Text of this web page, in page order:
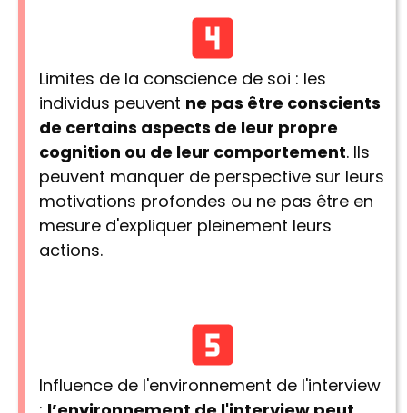
Limites de la conscience de soi : les
individus peuvent ne pas être conscients
de certains aspects de leur propre
cognition ou de leur comportement. Ils
peuvent manquer de perspective sur leurs
motivations profondes ou ne pas être en
mesure d'expliquer pleinement leurs
actions.
Influence de l'environnement de l'interview